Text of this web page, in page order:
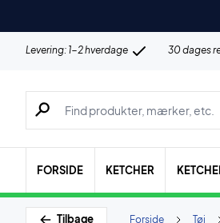
Levering: 1-2 hverdage 30 dages
Søg efter produkter, mærker etc.
FORSIDE KETCHER
Tilbage Tøj
Forside